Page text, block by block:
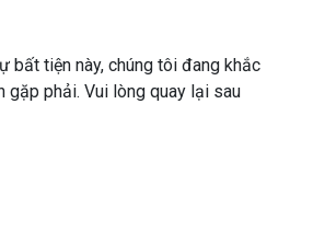
bất tiện này, chúng tôi đang khắc
gặp phải. Vui lòng quay lại sau